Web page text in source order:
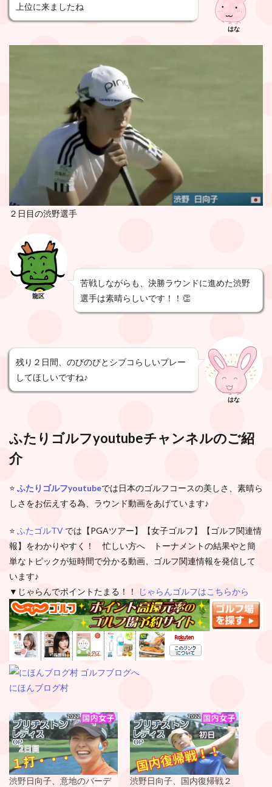
上位に来ましたね
はな
２日目の渋野選手
龍区
苦戦しながらも、決勝ラウンドに進めた渋野
選手は素晴らしいです！！👏
残り２日間、のびのびとシブコらしいプレー
してほしいですね♪
はな
ふたりゴルフyoutubeチャンネルのご紹
介
⭐️ ふたりゴルフyoutubeでは日本のゴルフコースの美しさ、素晴ら
しさをお伝えする為、ラウンド動画をあげています♪
⭐️ ふたゴルTV では【PGAツアー】【女子ゴルフ】【ゴルフ関連情
報】をわかりやすく！ 忙しい方へ トーナメントの結果やと簡
単なトピックが短時間で分かる動画、ゴルフ関連情報を発信して
います♪
▼じゃらんでポイントたまる！！
じゃらんゴルフはこちらから
にほんブログ村
渋野日向子、意地のバーデ 渋野日向子、国内復帰戦２